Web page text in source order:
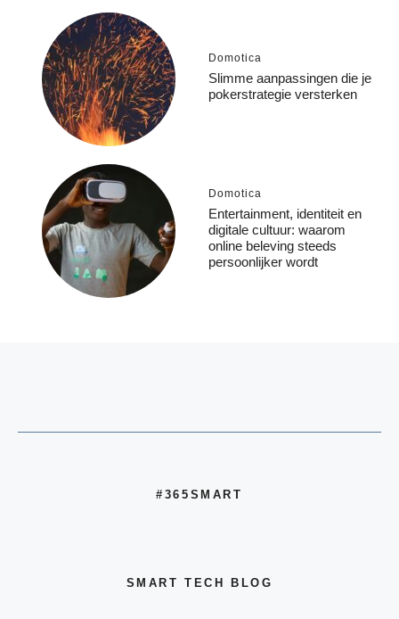
Domotica
Slimme aanpassingen die je
pokerstrategie versterken
Domotica
Entertainment, identiteit en
digitale cultuur: waarom
online beleving steeds
persoonlijker wordt
#365SMART
SMART TECH BLOG